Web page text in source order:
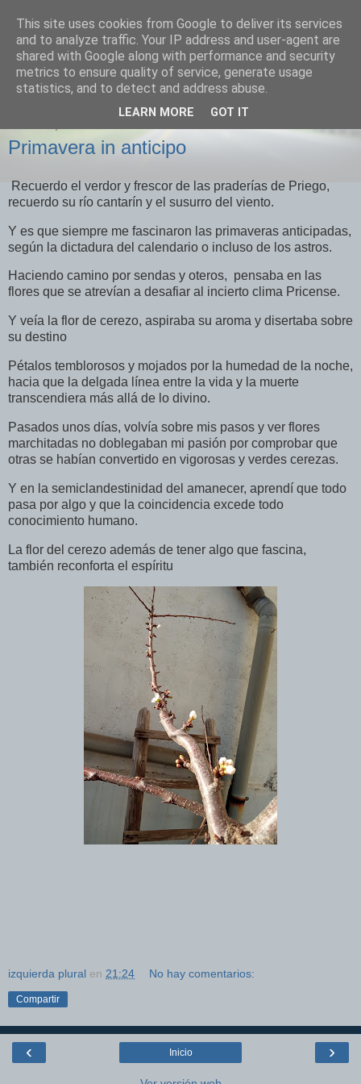
Izquierda Plural
Desde Cuenca para el mundo
Primavera in anticipo
Recuerdo el verdor y frescor de las praderías de Priego,
recuerdo su río cantarín y el susurro del viento.
Y es que siempre me fascinaron las primaveras anticipadas,
según la dictadura del calendario o incluso de los astros.
Haciendo camino por sendas y oteros, pensaba en las
flores que se atrevían a desafiar al incierto clima Pricense.
Y veía la flor de cerezo, aspiraba su aroma y disertaba sobre
su destino
Pétalos temblorosos y mojados por la humedad de la noche,
hacia que la delgada línea entre la vida y la muerte
transcendiera más allá de lo divino.
Pasados unos días, volvía sobre mis pasos y ver flores
marchitadas no doblegaban mi pasión por comprobar que
otras se habían convertido en vigorosas y verdes cerezas.
Y en la semiclandestinidad del amanecer, aprendí que todo
pasa por algo y que la coincidencia excede todo
conocimiento humano.
La flor del cerezo además de tener algo que fascina,
también reconforta el espíritu
izquierda plural en 21:24 No hay comentarios:
Compartir
‹ ›
Inicio
This site uses cookies from Google to deliver its services
and to analyze traffic. Your IP address and user-agent are
shared with Google along with performance and security
metrics to ensure quality of service, generate usage
statistics, and to detect and address abuse.
LEARN MORE GOT IT